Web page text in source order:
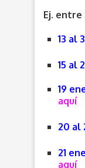
Ej. entre
13 al
15 al
19
aquí
20 al
21
aquí